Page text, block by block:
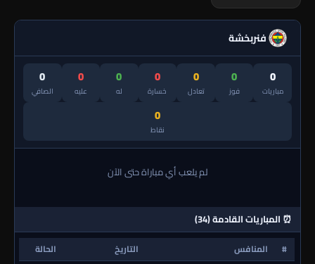
فنربخشة
0
مباريات
0
فوز
0
تعادل
0
خسارة
0
له
0
عليه
0
الصافي
0
نقاط
لم يلعب أي مباراة حتى الآن
⏰ المباريات القادمة (34)
# المنافس التاريخ
الحالة